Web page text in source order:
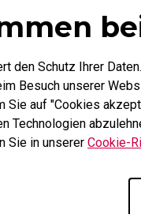
den Schutz Ihrer
Besuch unserer
Sie auf "Cookies
Technologien
Sie in unserer Cookie-